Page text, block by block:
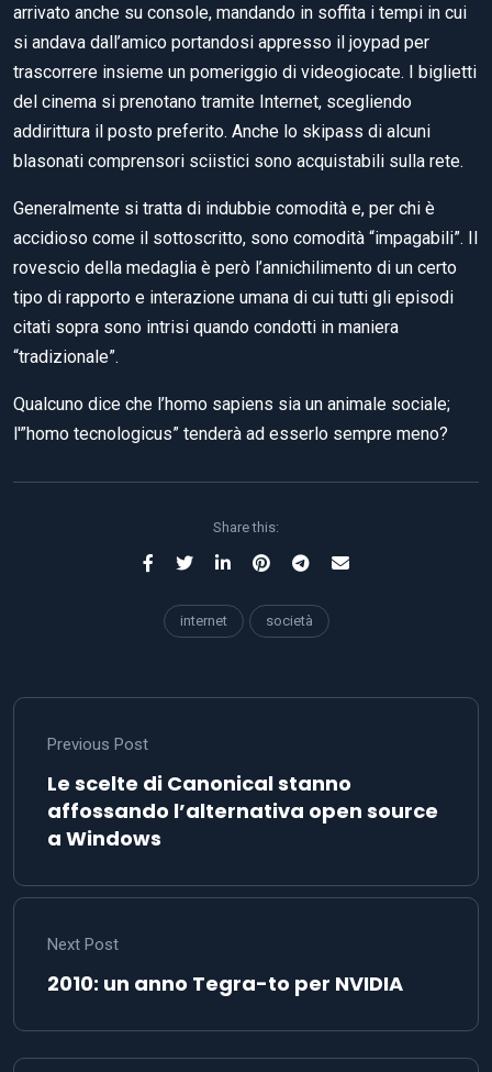
arrivato anche su console, mandando in soffita i tempi in cui
si andava dall’amico portandosi appresso il joypad per
trascorrere insieme un pomeriggio di videogiocate. I biglietti
del cinema si prenotano tramite Internet, scegliendo
addirittura il posto preferito. Anche lo skipass di alcuni
blasonati comprensori sciistici sono acquistabili sulla rete.
Generalmente si tratta di indubbie comodità e, per chi è
accidioso come il sottoscritto, sono comodità “impagabili”. Il
rovescio della medaglia è però l’annichilimento di un certo
tipo di rapporto e interazione umana di cui tutti gli episodi
citati sopra sono intrisi quando condotti in maniera
“tradizionale”.
Qualcuno dice che l’homo sapiens sia un animale sociale;
l'”homo tecnologicus” tenderà ad esserlo sempre meno?
Share this:
internet società
Previous Post
Le scelte di Canonical stanno
affossando l’alternativa open source
a Windows
Next Post
2010: un anno Tegra-to per NVIDIA